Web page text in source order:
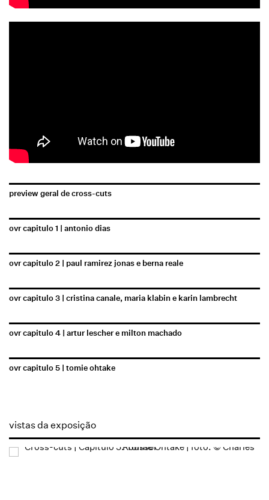
preview geral de cross-cuts
ovr capitulo 1 | antonio dias
ovr capitulo 2 | paul ramirez jonas e berna reale
ovr capitulo 3 | cristina canale, maria klabin e karin lambrecht
ovr capitulo 4 | artur lescher e milton machado
ovr capitulo 5 | tomie ohtake
vistas da exposição
Open a larger version of the following image in a popup: